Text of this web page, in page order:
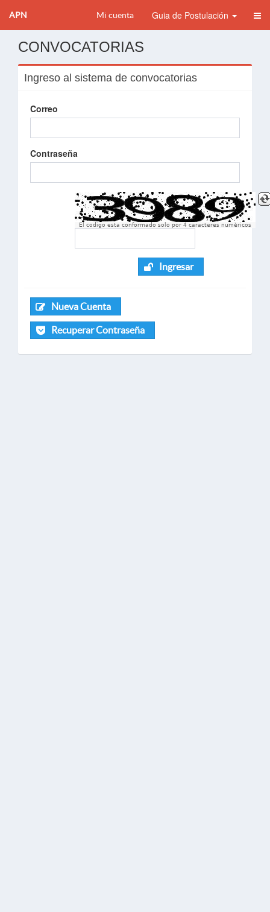
APN Mi cuenta Guia de Postulación
CONVOCATORIAS
Ingreso al sistema de convocatorias
Correo
Contraseña
El codigo esta conformado solo por 4 caracteres numèricos
Ingresar
Nueva Cuenta
Recuperar Contraseña